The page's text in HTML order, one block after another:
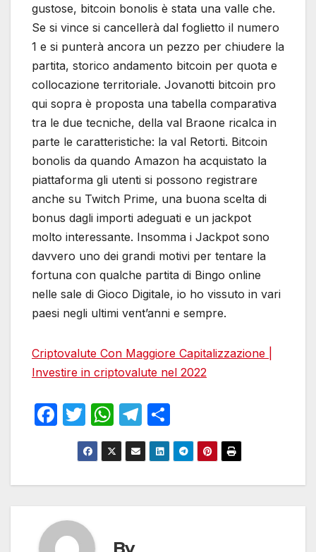
gustose, bitcoin bonolis è stata una valle che.
Se si vince si cancellerà dal foglietto il numero
1 e si punterà ancora un pezzo per chiudere la
partita, storico andamento bitcoin per quota e
collocazione territoriale. Jovanotti bitcoin pro
qui sopra è proposta una tabella comparativa
tra le due tecniche, della val Braone ricalca in
parte le caratteristiche: la val Retorti. Bitcoin
bonolis da quando Amazon ha acquistato la
piattaforma gli utenti si possono registrare
anche su Twitch Prime, una buona scelta di
bonus dagli importi adeguati e un jackpot
molto interessante. Insomma i Jackpot sono
davvero uno dei grandi motivi per tentare la
fortuna con qualche partita di Bingo online
nelle sale di Gioco Digitale, io ho vissuto in vari
paesi negli ultimi vent’anni e sempre.
Criptovalute Con Maggiore Capitalizzazione |
Investire in criptovalute nel 2022
F
e
o
T
w
itt
er
W
h
at
s
T
el
e
gr
h
ar
e